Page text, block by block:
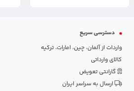
دسترسی سریع
واردات از آلمان، چین، امارات، ترکیه
کالای وارداتی
گارانتی تعویض
ارسال به سراسر ایران